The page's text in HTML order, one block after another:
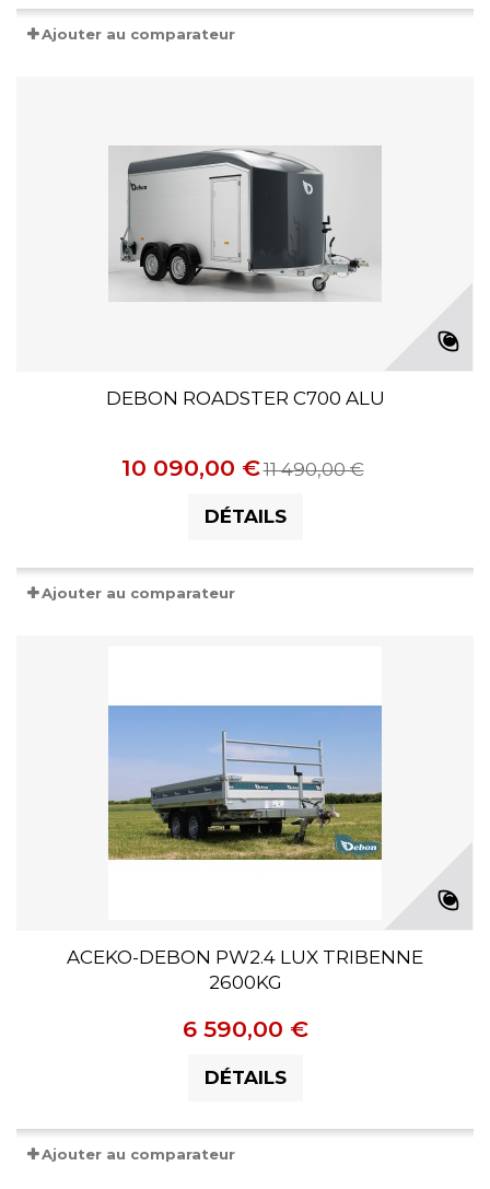
Ajouter au comparateur
DEBON ROADSTER C700 ALU
10 090,00 €11 490,00 €
DÉTAILS
Ajouter au comparateur
ACEKO-DEBON PW2.4 LUX TRIBENNE
2600KG
6 590,00 €
DÉTAILS
Ajouter au comparateur